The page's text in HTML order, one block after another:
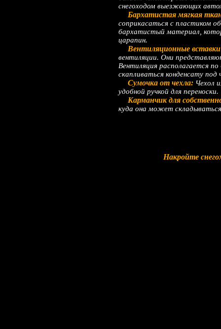
снегоходом выезжающих
Бархатистая мягкая
соприкасаться с пластиком
бархатистый материал,
царапин.
Вентиляционные
вентиляции. Они
Вентиляция располагается
скапливаться конденсату
Сумочка от чехла: Чехол
удобной ручкой для переноски.
Карманчик для
куда она может
Накройте